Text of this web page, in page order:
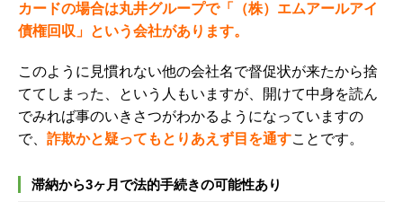
カードの場合は丸井グループで「（株）エムアールアイ
債権回収」という会社があります。
このように見慣れない他の会社名で督促状が来たから捨
ててしまった、という人もいますが、開けて中身を読ん
でみれば事のいきさつがわかるようになっていますの
で、 詐欺かと疑ってもとりあえず目を通すことです。
滞納から3ヶ月で法的手続きの可能性あり